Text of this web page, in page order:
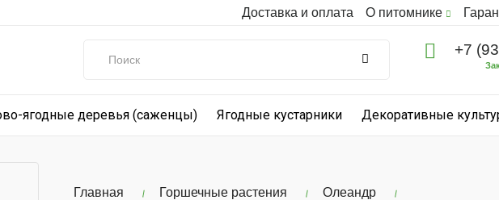
Доставка и оплата О питомнике
+7
ягодные деревья (саженцы) Ягодные кустарники Декоративные
Главная Горшечные растения Олеандр